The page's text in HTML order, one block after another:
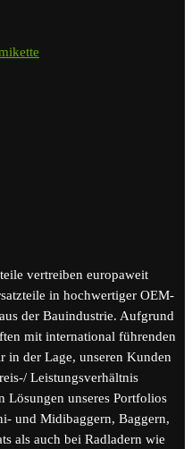
vertreiben europaweit
in hochwertiger OEM-
der Bauindustrie. Aufgrund
mit international führenden
in der Lage, unseren Kunden
Leistungsverhältnis
Lösungen unseres Portfolios
und Midibaggern, Baggern,
als auch bei Radladern wie